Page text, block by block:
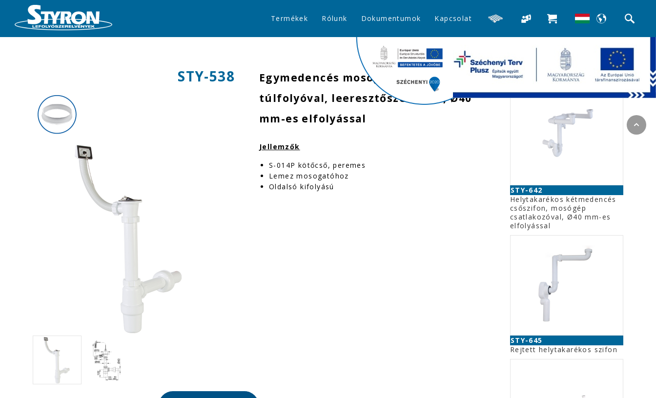
Termékek Rólunk Dokumentumok Kapcsolat
>>Mosogató búra-, és csőszifonok
STY-538
Egymedencés mosogatószifon,
túlfolyóval, leeresztőszeleppel, Ø40
mm-es elfolyással
Jellemzők
S-014P kötőcső, peremes
Lemez mosogatóhoz
Oldalsó kifolyású
Kapcsolódó termékek
STY-642
Helytakarékos kétmedencés
csőszifon, mosógép
csatlakozóval, Ø40 mm-es
elfolyással
STY-645
Rejtett helytakarékos szifon